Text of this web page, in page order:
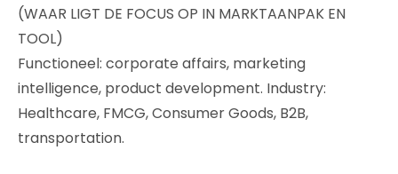
(WAAR LIGT DE FOCUS OP IN MARKTAANPAK EN
TOOL)
Functioneel: corporate affairs, marketing
intelligence, product development. Industry:
Healthcare, FMCG, Consumer Goods, B2B,
transportation.